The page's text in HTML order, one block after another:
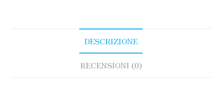
DESCRIZIONE
RECENSIONI (0)